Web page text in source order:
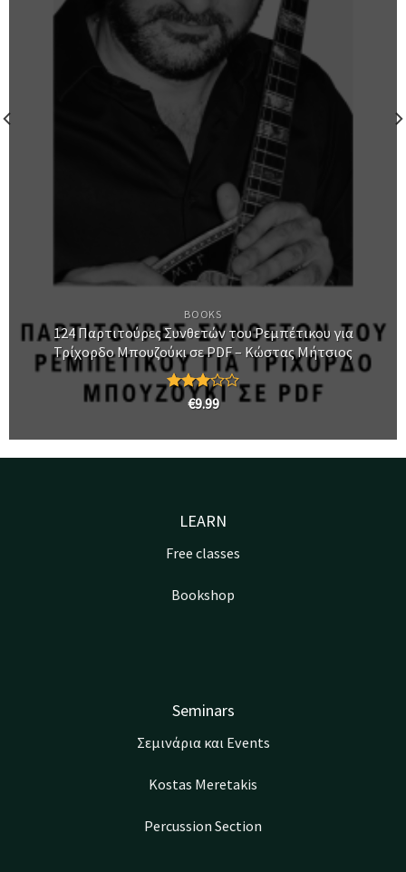
BOOKS
124 Παρτιτούρες Συνθετών του Ρεμπέτικου για
Τρίχορδο Μπουζούκι σε PDF – Κώστας Μήτσιος
Βαθμολογήθηκε
€9.99
LEARN
Free classes
Bookshop
Seminars
Σεμινάρια και Events
Kostas Meretakis
Percussion Section